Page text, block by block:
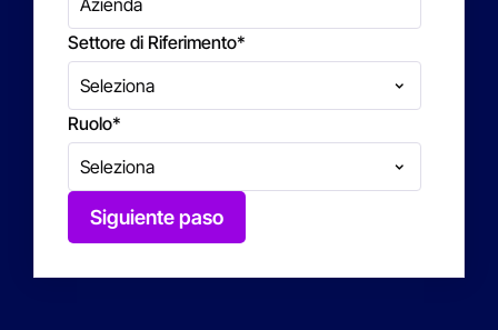
Settore di Riferimento*
Ruolo*
Siguiente paso